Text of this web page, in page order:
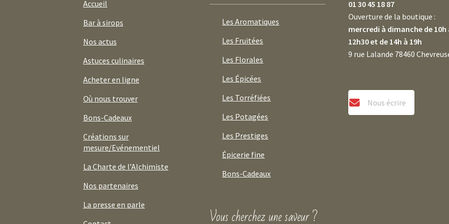
Accueil
Bar à sirops
Nos actus
Astuces culinaires
Acheter en ligne
Où nous trouver
Bons-Cadeaux
Créations sur
mesure/Evénementiel
La Charte de l’Alchimiste
Nos partenaires
La presse en parle
Les Aromatiques
Les Fruitées
Les Florales
Les Épicées
Les Torréfiées
Les Potagées
Les Prestiges
Épicerie fine
Bons-Cadeaux
Vous cherchez une saveur ?
01 30 45 18 87
Ouverture de la boutique :
mercredi à dimanche de 10h
12h30 et de 14h à 19h
9 rue Lalande 78460
Nous écrire